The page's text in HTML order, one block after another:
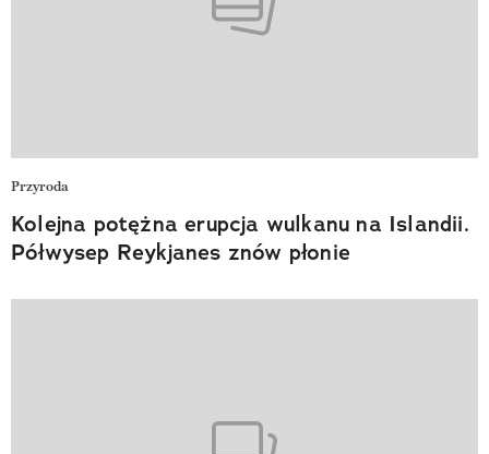
Przyroda
Kolejna potężna erupcja wulkanu na Islandii.
Półwysep Reykjanes znów płonie